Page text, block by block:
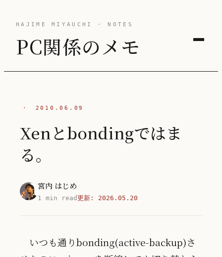
HAJIME MIYAUCHI · NOTES
PC関係のメモ
· 2010.06.09
Xenとbondingではま
る。
宮内 はじめ
1 min read更新: 2026.05.20
いつも通りbonding(active-backup)さ